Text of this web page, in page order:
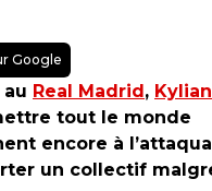
Google
Real Madrid , Kylian
tout le monde
encore à
un collectif